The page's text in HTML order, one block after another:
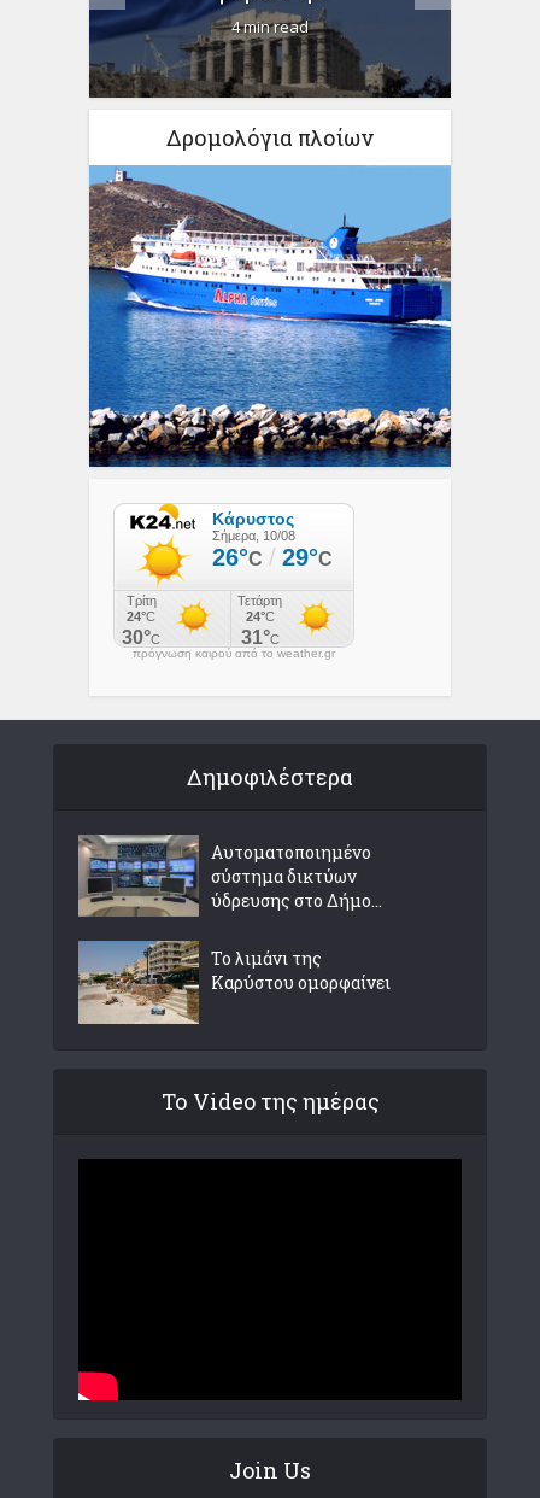
4 min read
Δρομολόγια πλοίων
πρόγνωση καιρού από το weather.gr
Δημοφιλέστερα
Αυτοματοποιημένο
σύστημα δικτύων
ύδρευσης στο Δήμο...
Το λιμάνι της
Καρύστου ομορφαίνει
Το Video της ημέρας
Join Us